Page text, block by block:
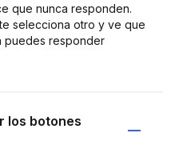
que nunca responden.
selecciona otro y ve que
puedes responder
los botones